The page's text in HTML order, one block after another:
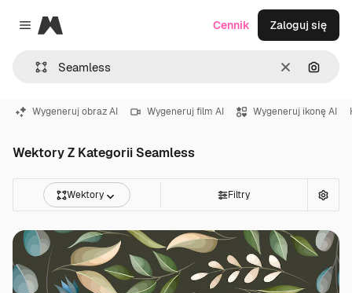
Close menu
Magnific
WyczyśćSzukaj
Cennik Zaloguj się
Wygeneruj obraz AI Wygeneruj film AI Wygeneruj ikonę AI
Wektory Z Kategorii Seamless
Wektory Filtry